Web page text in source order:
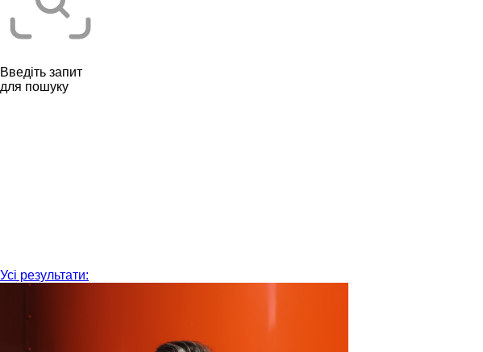
Введіть запит
для пошуку
Усі результати: